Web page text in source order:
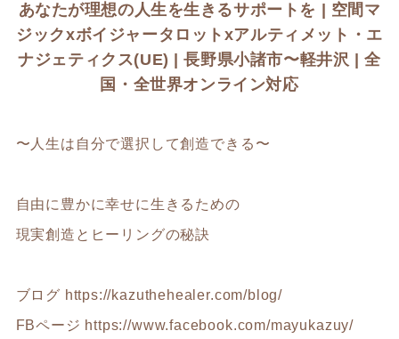
あなたが理想の人生を生きるサポートを | 空間マ
ジックxボイジャータロットxアルティメット・エ
ナジェティクス(UE) | 長野県小諸市〜軽井沢 | 全
国・全世界オンライン対応
〜人生は自分で選択して創造できる〜
自由に豊かに幸せに生きるための
現実創造とヒーリングの秘訣
ブログ https://kazuthehealer.com/blog/
FBページ https://www.facebook.com/mayukazuy/